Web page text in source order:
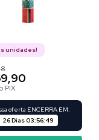
unidades!
PIX
oferta ENCERRA EM:
26 Dias03:56:48